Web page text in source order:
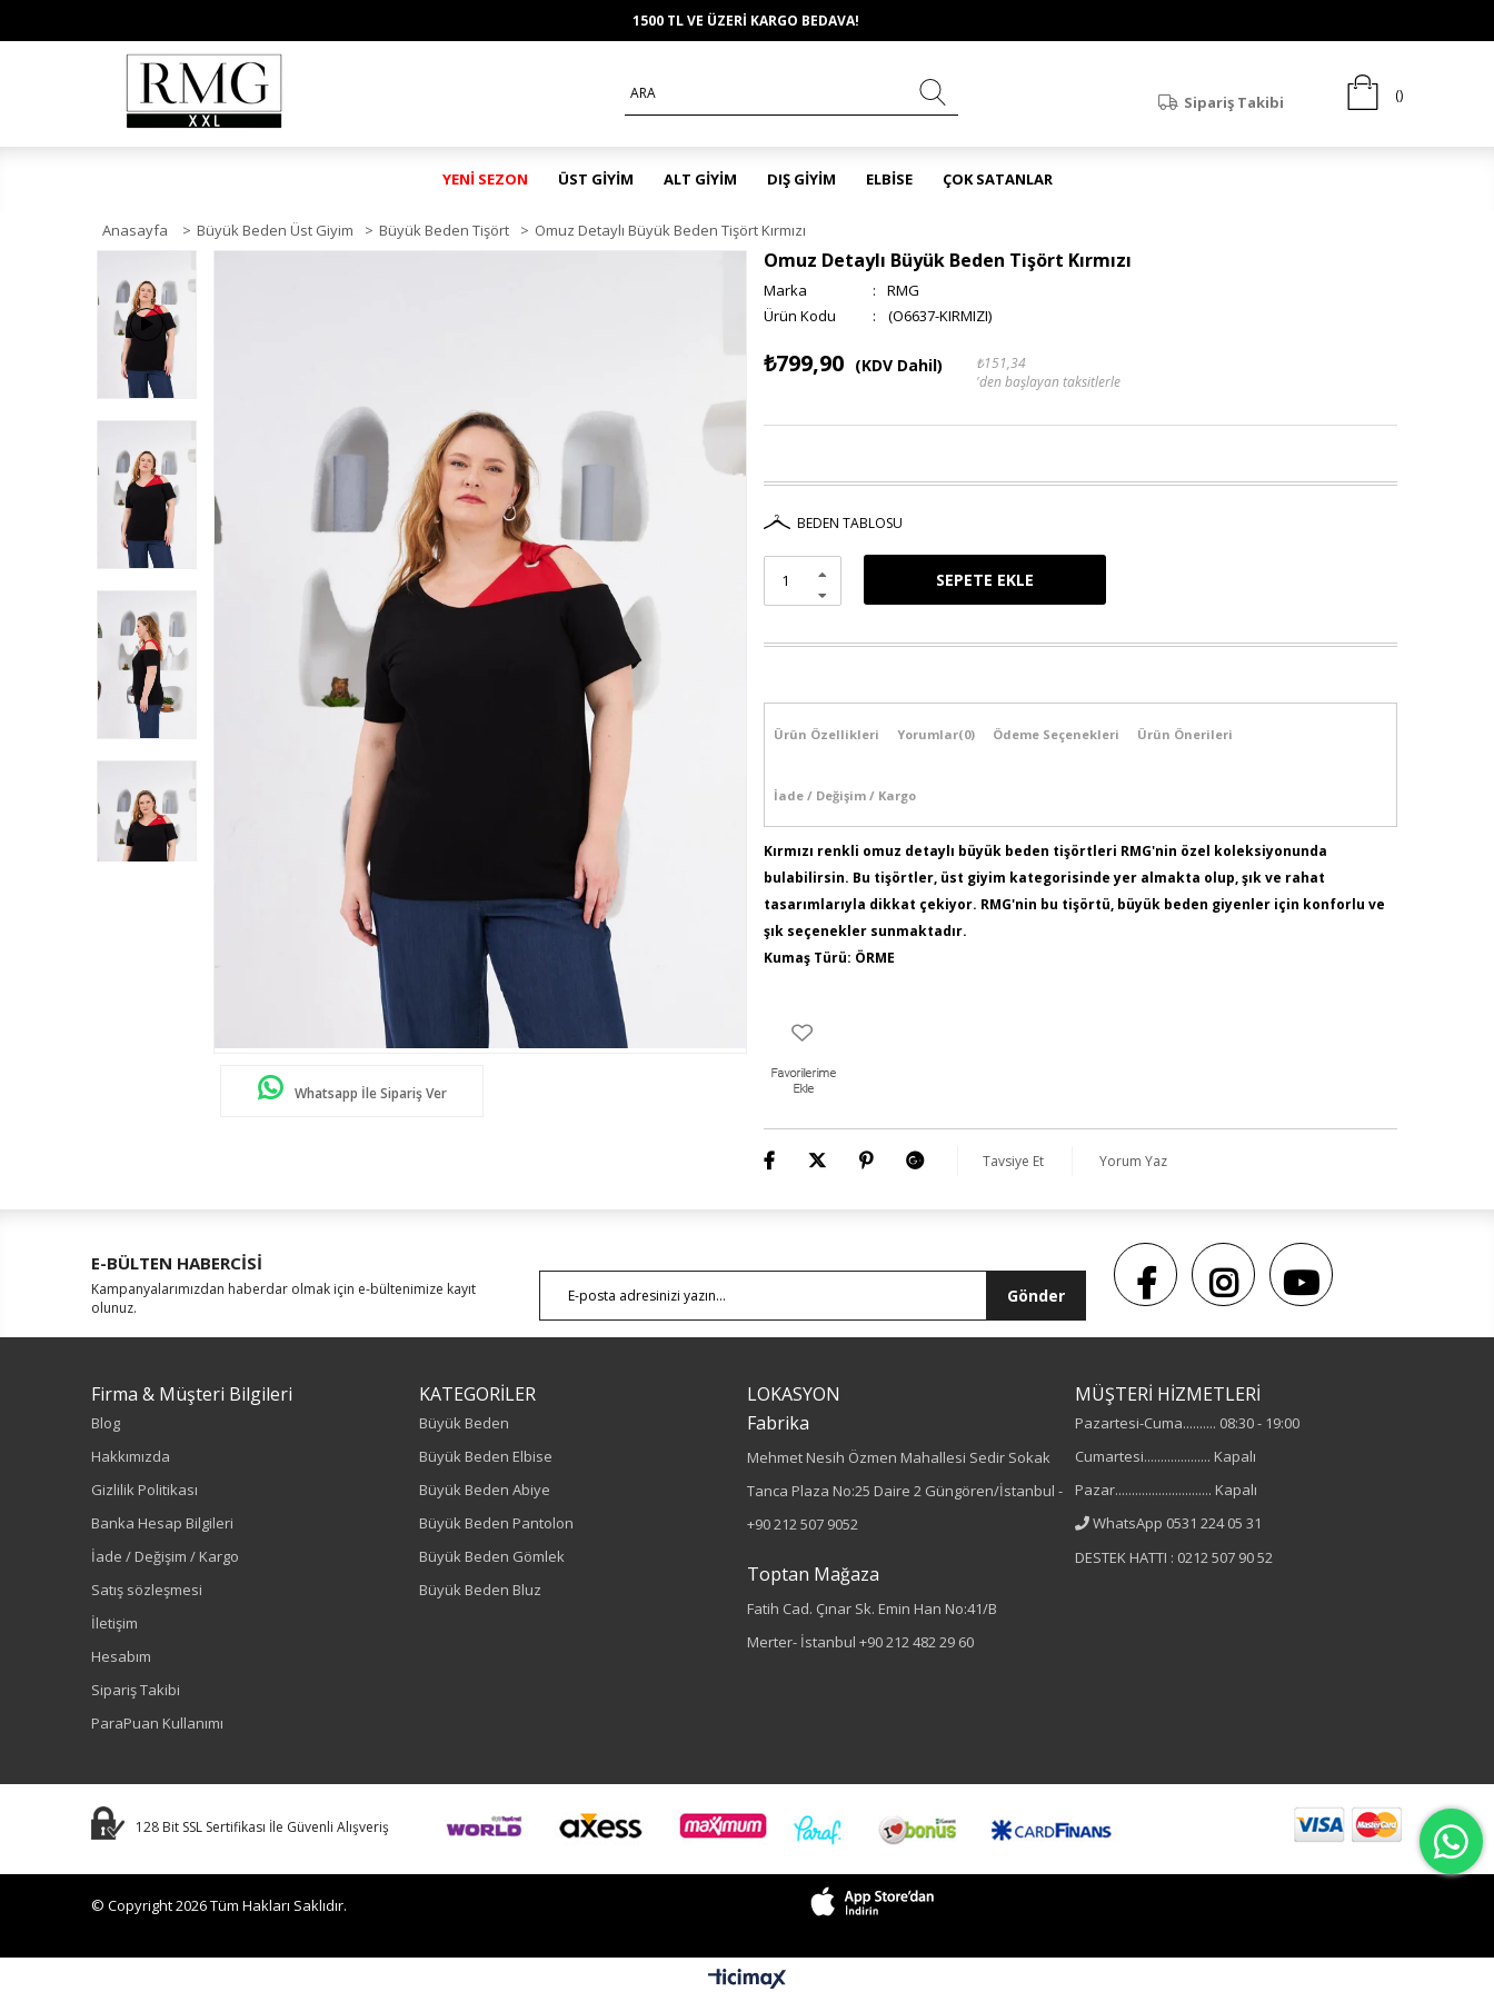
1500 TL VE ÜZERİ KARGO BEDAVA!
Sipariş Takibi
YENİ SEZON ÜST GİYİM ALT GİYİM DIŞ GİYİM ELBİSE ÇOK SATANLAR
Anasayfa > Büyük Beden Üst Giyim > Büyük Beden Tişört > Omuz Detaylı Büyük Beden Tişört Kırmızı
Whatsapp İle Sipariş Ver
Omuz Detaylı Büyük Beden Tişört Kırmızı
Marka :
RMG
(O6637-KIRMIZI)
₺799,90 (KDV Dahil)
₺151,34
'den başlayan taksitlerle
BEDEN TABLOSU
Ürün Özellikleri Yorumlar(0) Ödeme Seçenekleri Ürün Önerileri
İade / Değişim / Kargo
Kırmızı renkli omuz detaylı büyük beden tişörtleri RMG'nin özel koleksiyonunda
bulabilirsin. Bu tişörtler, üst giyim kategorisinde yer almakta olup, şık ve rahat
tasarımlarıyla dikkat çekiyor. RMG'nin bu tişörtü, büyük beden giyenler için konforlu ve
şık seçenekler sunmaktadır.
Kumaş Türü: ÖRME
Numune Bedeni : 44
Ürün Boyu: 75 cm
Renk
Tavsiye Et Yorum Yaz
E-BÜLTEN HABERCİSİ
Kampanyalarımızdan haberdar olmak için e-bültenimize kayıt
olunuz.
Gönder
Firma & Müşteri Bilgileri
Blog
Hakkımızda
Gizlilik Politikası
Banka Hesap Bilgileri
İade / Değişim / Kargo
Satış sözleşmesi
İletişim
Hesabım
Sipariş Takibi
ParaPuan Kullanımı
KATEGORİLER
Büyük Beden
Büyük Beden Elbise
Büyük Beden Abiye
Büyük Beden Pantolon
Büyük Beden Gömlek
Büyük Beden Bluz
LOKASYON
Fabrika
Mehmet Nesih Özmen Mahallesi Sedir Sokak
Tanca Plaza No:25 Daire 2 Güngören/İstanbul -
+90 212 507 9052
Toptan Mağaza
Fatih Cad. Çınar Sk. Emin Han No:41/B
Merter- İstanbul +90 212 482 29 60
MÜŞTERİ HİZMETLERİ
Pazartesi-Cuma.......... 08:30 - 19:00
Cumartesi.................... Kapalı
Pazar............................. Kapalı
WhatsApp 0531 224 05 31
DESTEK HATTI : 0212 507 90 52
128 Bit SSL Sertifikası İle Güvenli Alışveriş
© Copyright 2026 Tüm Hakları Saklıdır.